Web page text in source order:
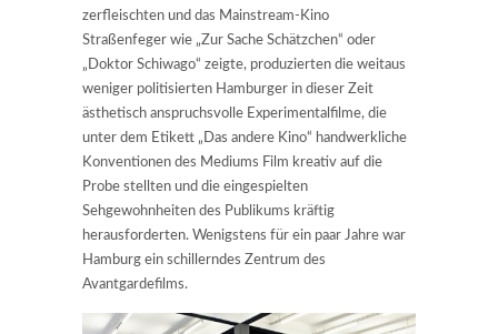
zerfleischten und das Mainstream-Kino
Straßenfeger wie „Zur Sache Schätzchen“ oder
„Doktor Schiwago“ zeigte, produzierten die weitaus
weniger politisierten Hamburger in dieser Zeit
ästhetisch anspruchsvolle Experimentalfilme, die
unter dem Etikett „Das andere Kino“ handwerkliche
Konventionen des Mediums Film kreativ auf die
Probe stellten und die eingespielten
Sehgewohnheiten des Publikums kräftig
herausforderten. Wenigstens für ein paar Jahre war
Hamburg ein schillerndes Zentrum des
Avantgardefilms.